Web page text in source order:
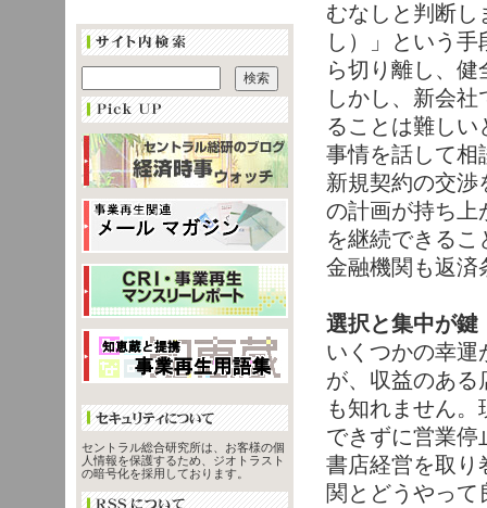
むなしと判断し
し）」という
ら切り離し、
しかし、新会
ることは難し
事情を話して相
新規契約の交渉
の計画が持ち上
を継続できる
金融機関も返済
選択と集中が鍵
いくつかの幸運
が、収益のある
も知れません
できずに営業停
書店経営を取り
関とどうやっ
セントラル総合研究所は、お客様の個
人情報を保護するため、ジオトラスト
の暗号化を採用しております。